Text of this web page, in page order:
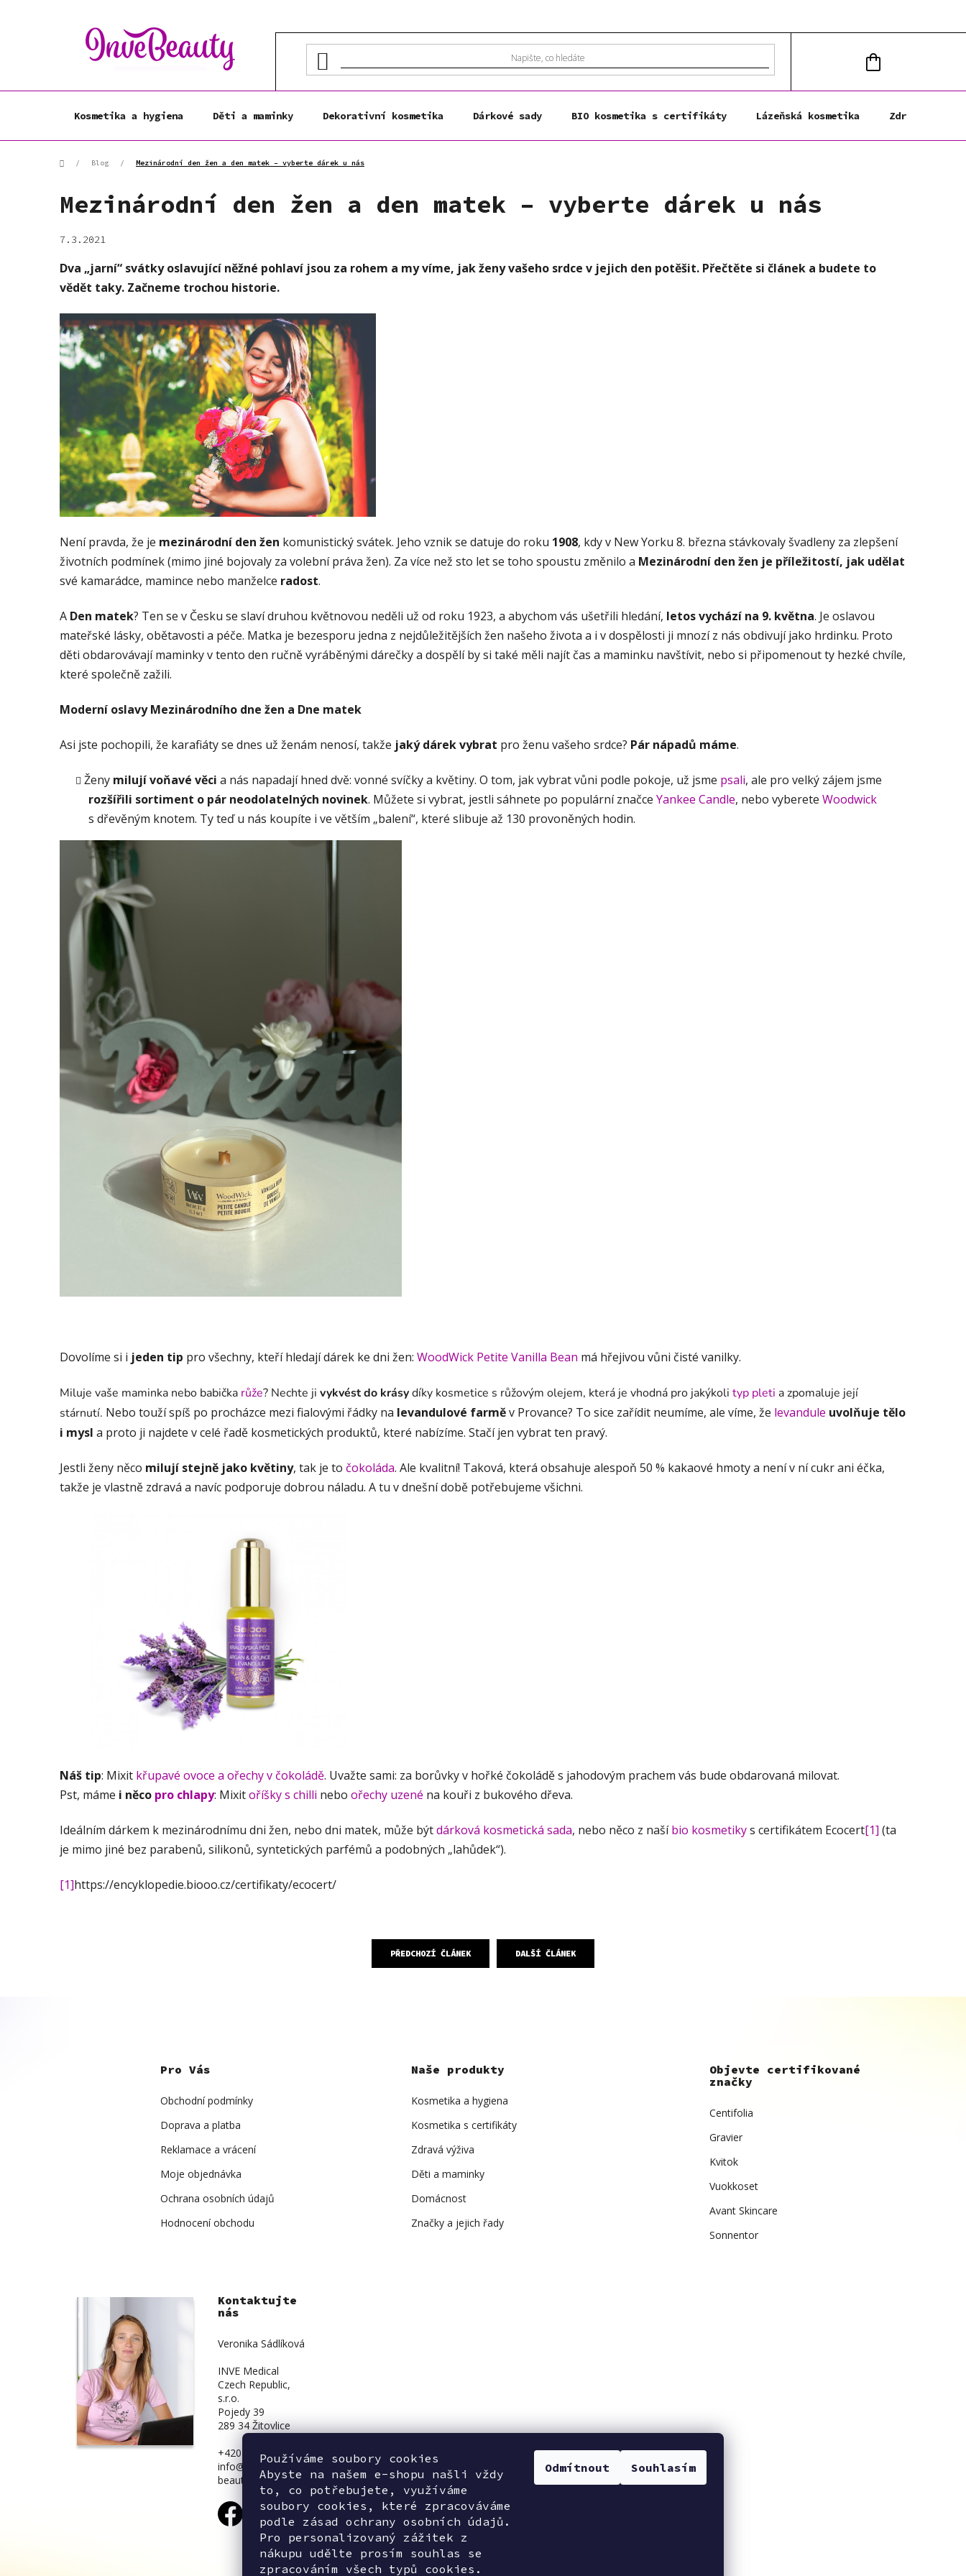
Používáme soubory cookies
Abyste na našem e-shopu našli vždy
to, co potřebujete, využíváme
soubory cookies, které zpracováváme
podle zásad ochrany osobních údajů.
Pro personalizovaný zážitek z
nákupu udělte prosím souhlas se
zpracováním všech typů cookies.
Odmítnout Souhlasím
KOŠÍK
Kosmetika a hygiena Děti a maminky Dekorativní kosmetika Dárkové sady BIO kosmetika s certifikáty Lázeňská kosmetika Zdravá výživa
Domů/ Blog / Mezinárodní den žen a den matek – vyberte dárek u nás
Mezinárodní den žen a den matek – vyberte dárek u nás
7.3.2021
Dva „jarní“ svátky oslavující něžné pohlaví jsou za rohem a my víme, jak ženy vašeho srdce v jejich den potěšit. Přečtěte si článek a budete to
vědět taky. Začneme trochou historie.
Není pravda, že je mezinárodní den žen komunistický svátek. Jeho vznik se datuje do roku 1908, kdy v New Yorku 8. března stávkovaly švadleny za zlepšení
životních podmínek (mimo jiné bojovaly za volební práva žen). Za více než sto let se toho spoustu změnilo a Mezinárodní den žen je příležitostí, jak udělat
své kamarádce, mamince nebo manželce radost.
A Den matek? Ten se v Česku se slaví druhou květnovou neděli už od roku 1923, a abychom vás ušetřili hledání, letos vychází na 9. května. Je oslavou
mateřské lásky, obětavosti a péče. Matka je bezesporu jedna z nejdůležitějších žen našeho života a i v dospělosti ji mnozí z nás obdivují jako hrdinku. Proto
děti obdarovávají maminky v tento den ručně vyráběnými dárečky a dospělí by si také měli najít čas a maminku navštívit, nebo si připomenout ty hezké chvíle,
které společně zažili.
Moderní oslavy Mezinárodního dne žen a Dne matek
Asi jste pochopili, že karafiáty se dnes už ženám nenosí, takže jaký dárek vybrat pro ženu vašeho srdce? Pár nápadů máme.
Ženy milují voňavé věci a nás napadají hned dvě: vonné svíčky a květiny. O tom, jak vybrat vůni podle pokoje, už jsme psali, ale pro velký zájem jsme
rozšířili sortiment o pár neodolatelných novinek. Můžete si vybrat, jestli sáhnete po populární značce Yankee Candle, nebo vyberete Woodwick
s dřevěným knotem. Ty teď u nás koupíte i ve větším „balení“, které slibuje až 130 provoněných hodin.
Dovolíme si i jeden tip pro všechny, kteří hledají dárek ke dni žen: WoodWick Petite Vanilla Bean má hřejivou vůni čisté vanilky.
Miluje vaše maminka nebo babička růže? Nechte ji vykvést do krásydíky kosmetice s růžovým olejem, která je vhodná pro jakýkoli typ pleti a zpomaluje její
stárnutí. Nebo touží spíš po procházce mezi fialovými řádky na levandulové farměv Provance? To sice zařídit neumíme, ale víme, že levandule uvolňuje tělo
i mysl a proto ji najdete v celé řadě kosmetických produktů, které nabízíme. Stačí jen vybrat ten pravý.
Jestli ženy něco milují stejně jako květiny, tak je to čokoláda. Ale kvalitní! Taková, která obsahuje alespoň 50 % kakaové hmoty a není v ní cukr ani éčka,
takže je vlastně zdravá a navíc podporuje dobrou náladu. A tu v dnešní době potřebujeme všichni.
Náš tip: Mixit křupavé ovoce a ořechy v čokoládě. Uvažte sami: za borůvky v hořké čokoládě s jahodovým prachem vás bude obdarovaná milovat.
Pst, máme i něco pro chlapy: Mixitoříšky s chilli nebo ořechy uzené na kouři z bukového dřeva.
Ideálním dárkem k mezinárodnímu dni žen, nebo dni matek, může býtdárková kosmetická sada, nebo něco z našíbio kosmetikys certifikátem Ecocert[1] (ta
je mimo jiné bez parabenů, silikonů, syntetických parfémů a podobných „lahůdek“).
[1]https://encyklopedie.biooo.cz/certifikaty/ecocert/
PŘEDCHOZÍ ČLÁNEK DALŠÍ ČLÁNEK
Pro Vás
Obchodní podmínky
Doprava a platba
Reklamace a vrácení
Moje objednávka
Ochrana osobních údajů
Hodnocení obchodu
Naše produkty
Kosmetika a hygiena
Kosmetika s certifikáty
Zdravá výživa
Děti a maminky
Domácnost
Značky a jejich řady
Objevte certifikované
značky
Centifolia
Gravier
Kvitok
Vuokkoset
Avant Skincare
Sonnentor
Kontaktujte
nás
Veronika Sádlíková
INVE Medical
Czech Republic,
s.r.o.
Pojedy 39
289 34 Žitovlice
+420 734 839 831
info@inve-
beauty.cz